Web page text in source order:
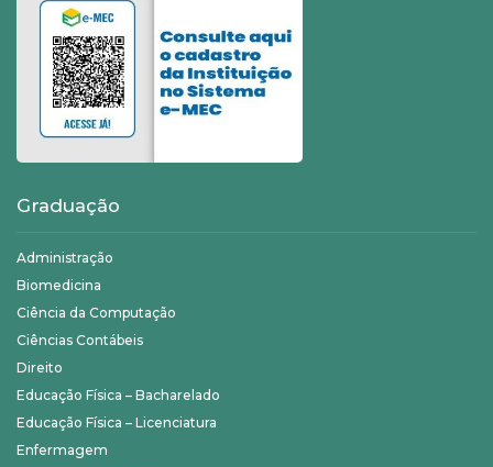
Graduação
Administração
Biomedicina
Ciência da Computação
Ciências Contábeis
Direito
Educação Física – Bacharelado
Educação Física – Licenciatura
Enfermagem